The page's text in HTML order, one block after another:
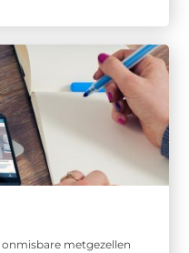
metgezellen